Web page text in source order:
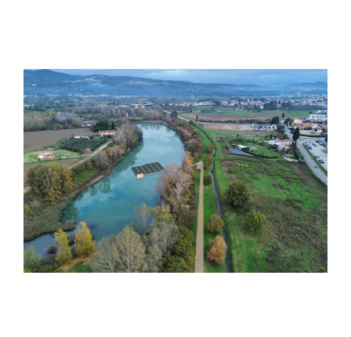
Impianto di irrigazione di
Arnovecchio nel comune di
Empoli (FI)